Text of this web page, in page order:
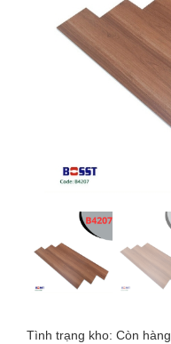
Tình trạng kho: Còn hàng